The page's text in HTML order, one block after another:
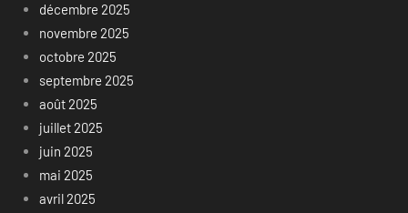
décembre 2025
novembre 2025
octobre 2025
septembre 2025
août 2025
juillet 2025
juin 2025
mai 2025
avril 2025